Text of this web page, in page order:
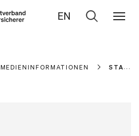
EN
Zur
MEDIENINFORMATIONEN